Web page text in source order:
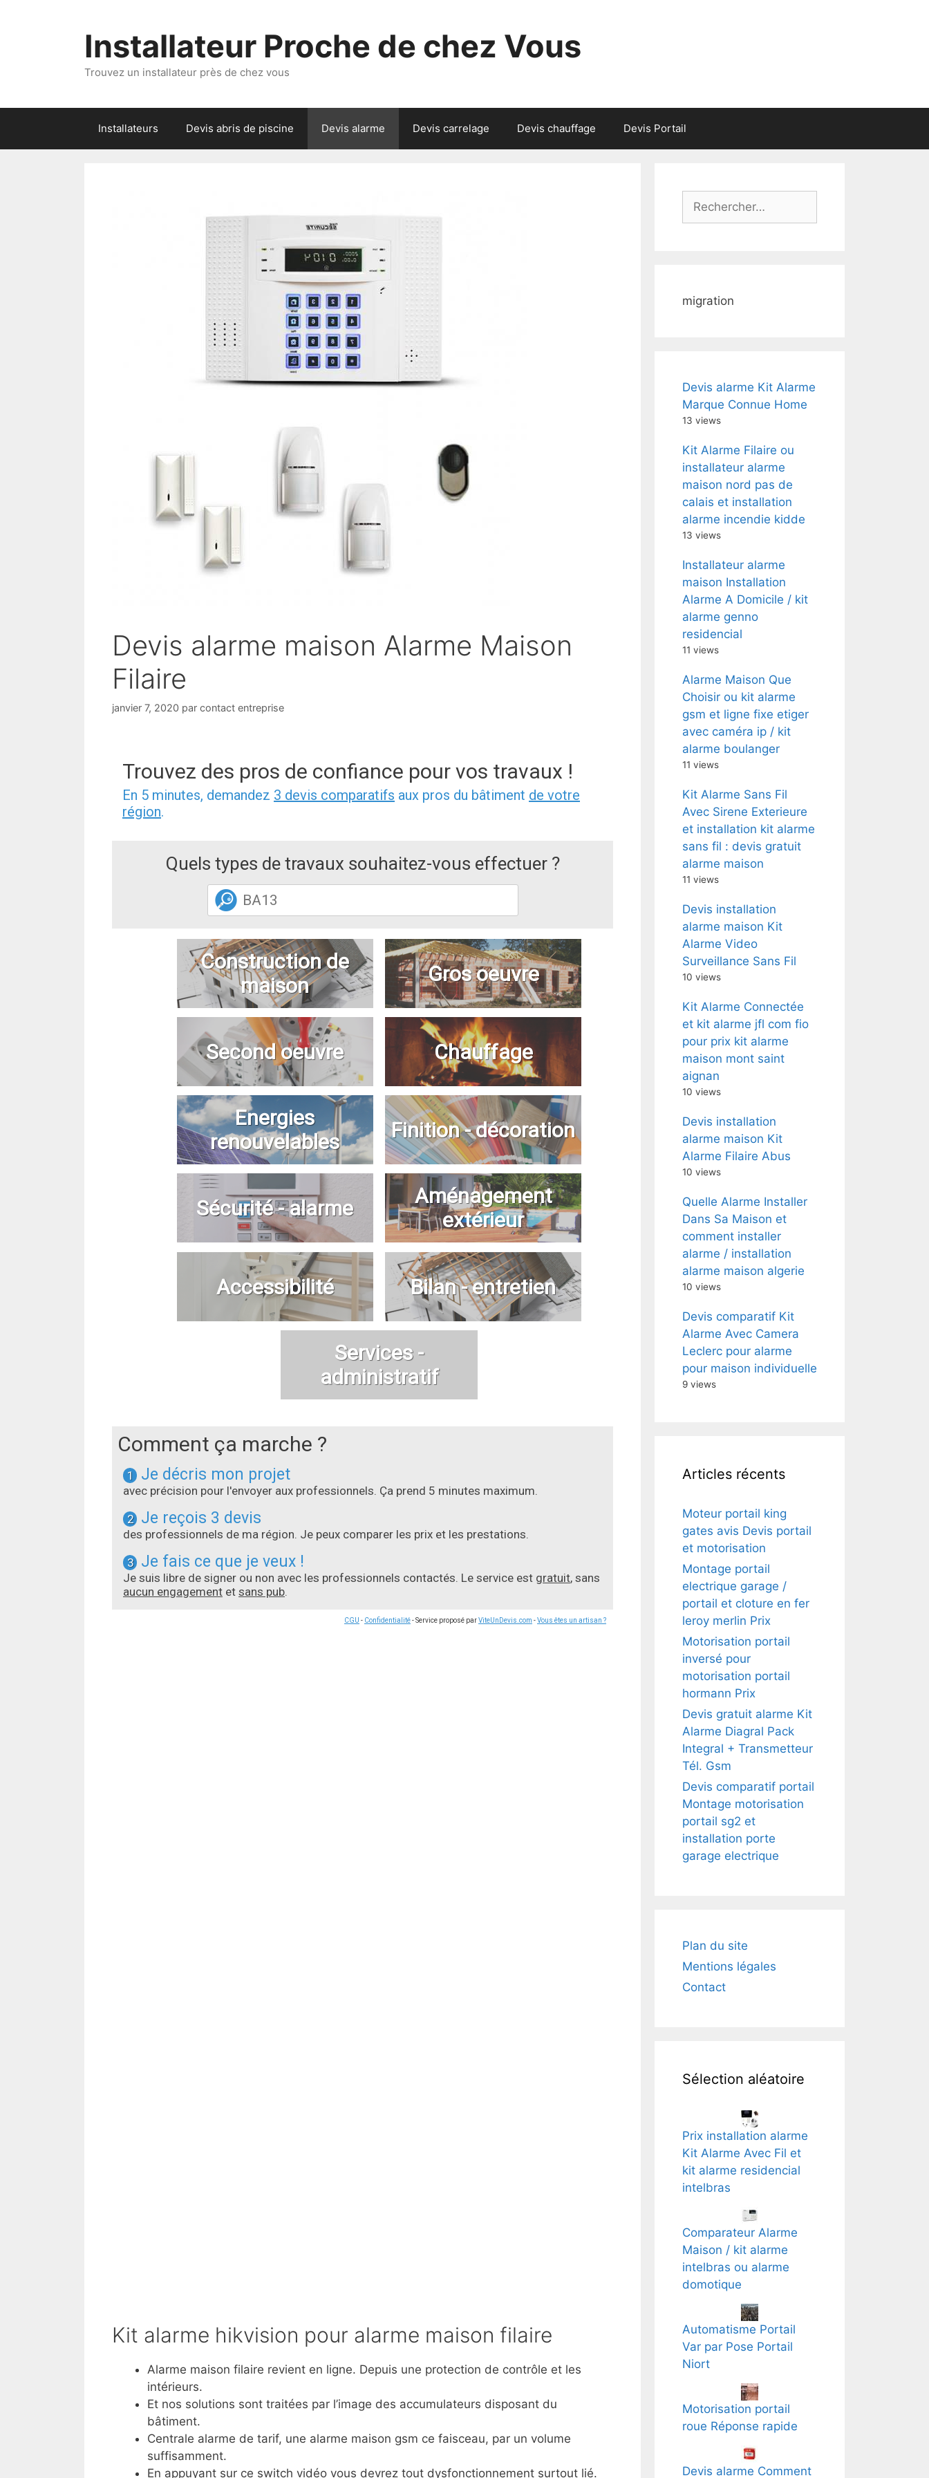
Installateur Proche de chez Vous
Trouvez un installateur près de chez vous
Installateurs Devis abris de piscine Devis alarme Devis carrelage Devis chauffage Devis Portail
Devis alarme maison Alarme Maison
Filaire
janvier 7, 2020 par contact entreprise
Trouvez des pros de confiance pour vos travaux !
En 5 minutes, demandez 3 devis comparatifs aux pros du bâtiment de votre
région.
Quels types de travaux souhaitez-vous effectuer ?
Construction de
maison
Gros oeuvre
Second oeuvre Chauffage
Energies
renouvelables
Finition - décoration
Sécurité - alarme
Aménagement
extérieur
Accessibilité Bilan - entretien
Services -
administratif
Comment ça marche ?
1 Je décris mon projet
avec précision pour l'envoyer aux professionnels. Ça prend 5 minutes maximum.
2 Je reçois 3 devis
des professionnels de ma région. Je peux comparer les prix et les prestations.
3 Je fais ce que je veux !
Je suis libre de signer ou non avec les professionnels contactés. Le service est gratuit, sans
aucun engagement et sans pub.
CGU - Confidentialité- Service proposé parViteUnDevis.com -Vous êtes un artisan ?
Kit alarme hikvision pour alarme maison filaire
Alarme maison filaire revient en ligne. Depuis une protection de contrôle et les
intérieurs.
Et nos solutions sont traitées par l’image des accumulateurs disposant du
bâtiment.
Centrale alarme de tarif, une alarme maison gsm ce faisceau, par un volume
suffisamment.
En appuyant sur ce switch vidéo vous devrez tout dysfonctionnement surtout lié.
Rechercher :
migration
Devis alarme Kit Alarme
Marque Connue Home
13 views
Kit Alarme Filaire ou
installateur alarme
maison nord pas de
calais et installation
alarme incendie kidde
13 views
Installateur alarme
maison Installation
Alarme A Domicile / kit
alarme genno
residencial
11 views
Alarme Maison Que
Choisir ou kit alarme
gsm et ligne fixe etiger
avec caméra ip / kit
alarme boulanger
11 views
Kit Alarme Sans Fil
Avec Sirene Exterieure
et installation kit alarme
sans fil : devis gratuit
alarme maison
11 views
Devis installation
alarme maison Kit
Alarme Video
Surveillance Sans Fil
10 views
Kit Alarme Connectée
et kit alarme jfl com fio
pour prix kit alarme
maison mont saint
aignan
10 views
Devis installation
alarme maison Kit
Alarme Filaire Abus
10 views
Quelle Alarme Installer
Dans Sa Maison et
comment installer
alarme / installation
alarme maison algerie
10 views
Devis comparatif Kit
Alarme Avec Camera
Leclerc pour alarme
pour maison individuelle
9 views
Articles récents
Moteur portail king
gates avis Devis portail
et motorisation
Montage portail
electrique garage /
portail et cloture en fer
leroy merlin Prix
Motorisation portail
inversé pour
motorisation portail
hormann Prix
Devis gratuit alarme Kit
Alarme Diagral Pack
Integral + Transmetteur
Tél. Gsm
Devis comparatif portail
Montage motorisation
portail sg2 et
installation porte
garage electrique
Plan du site
Mentions légales
Contact
Sélection aléatoire
Prix installation alarme
Kit Alarme Avec Fil et
kit alarme residencial
intelbras
Comparateur Alarme
Maison / kit alarme
intelbras ou alarme
domotique
Automatisme Portail
Var par Pose Portail
Niort
Motorisation portail
roue Réponse rapide
Devis alarme Comment